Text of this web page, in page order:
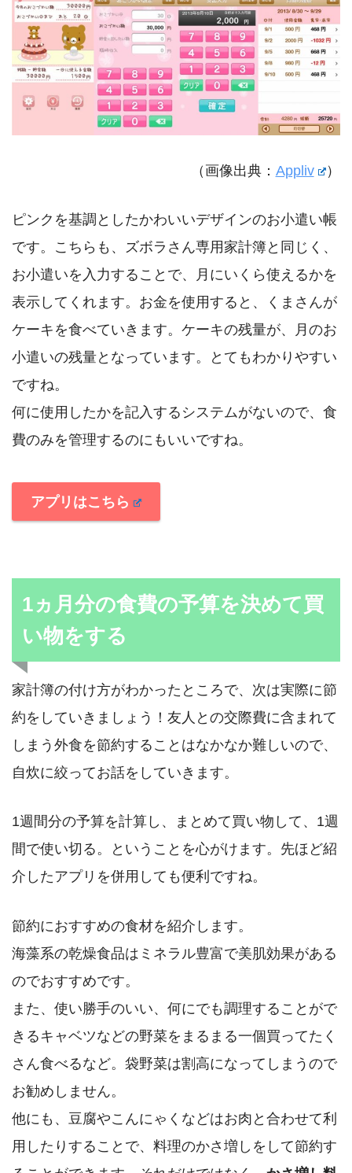
（画像出典： Appliv ）
ピンクを基調としたかわいいデザインのお小遣い帳
です。こちらも、ズボラさん専用家計簿と同じく、
お小遣いを入力することで、月にいくら使えるかを
表示してくれます。お金を使用すると、くまさんが
ケーキを食べていきます。ケーキの残量が、月のお
小遣いの残量となっています。とてもわかりやすい
ですね。
何に使用したかを記入するシステムがないので、食
費のみを管理するのにもいいですね。
アプリはこちら
1ヵ月分の食費の予算を決めて買
い物をする
家計簿の付け方がわかったところで、次は実際に節
約をしていきましょう！友人との交際費に含まれて
しまう外食を節約することはなかなか難しいので、
自炊に絞ってお話をしていきます。
1週間分の予算を計算し、まとめて買い物して、1週
間で使い切る。ということを心がけます。先ほど紹
介したアプリを併用しても便利ですね。
節約におすすめの食材を紹介します。
海藻系の乾燥食品はミネラル豊富で美肌効果がある
のでおすすめです。
また、使い勝手のいい、何にでも調理することがで
きるキャベツなどの野菜をまるまる一個買ってたく
さん食べるなど。袋野菜は割高になってしまうので
お勧めしません。
他にも、豆腐やこんにゃくなどはお肉と合わせて利
用したりすることで、料理のかさ増しをして節約す